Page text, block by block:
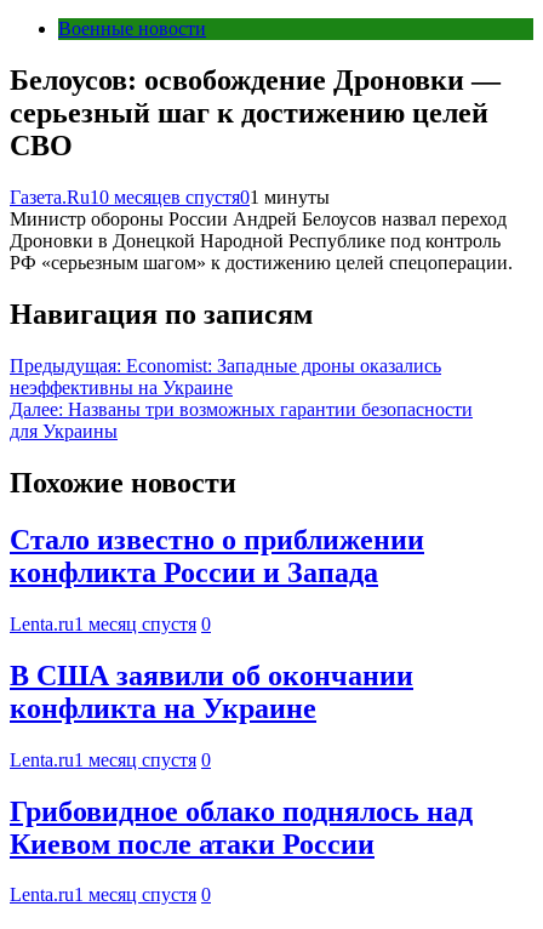
Военные новости
Белоусов: освобождение Дроновки —
серьезный шаг к достижению целей
СВО
Газета.Ru10 месяцев спустя01 минуты
Министр обороны России Андрей Белоусов назвал переход
Дроновки в Донецкой Народной Республике под контроль
РФ «серьезным шагом» к достижению целей спецоперации.
Навигация по записям
Предыдущая: Economist: Западные дроны оказались
неэффективны на Украине
Далее: Названы три возможных гарантии безопасности
для Украины
Похожие новости
Стало известно о приближении
конфликта России и Запада
Lenta.ru1 месяц спустя 0
В США заявили об окончании
конфликта на Украине
Lenta.ru1 месяц спустя 0
Грибовидное облако поднялось над
Киевом после атаки России
Lenta.ru1 месяц спустя 0